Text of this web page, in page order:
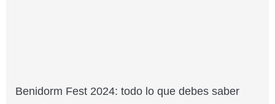
Benidorm Fest 2024: todo lo que debes saber